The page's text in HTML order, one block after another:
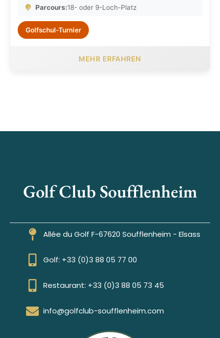
Parcours:18- oder 9-Loch-Platz
Golfschul-Turnier
MEHR ERFAHREN
Golf Club Soufflenheim
Allée du Golf F-67620 Soufflenheim - Elsass
Golf: +33 (0)3 88 05 77 00
Restaurant: +33 (0)3 88 05 73 45
info@golfclub-soufflenheim.com